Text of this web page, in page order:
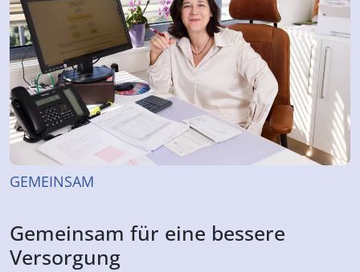
GEMEINSAM
Gemeinsam für eine bessere
Versorgung